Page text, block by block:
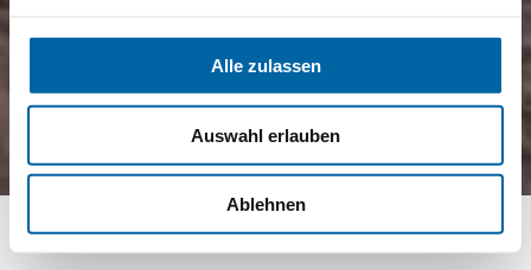
Alle zulassen
Auswahl erlauben
Ablehnen